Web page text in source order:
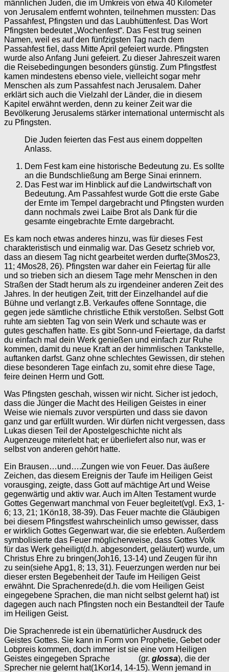
männlichen Juden, die im Umkreis von etwa 40 Kilometer
von Jerusalem entfernt wohnten, teilnehmen mussten: Das
Passahfest, Pfingsten und das Laubhüttenfest. Das Wort
Pfingsten bedeutet „Wochenfest“. Das Fest trug seinen
Namen, weil es auf den fünfzigsten Tag nach dem
Passahfest fiel, dass Mitte April gefeiert wurde. Pfingsten
wurde also Anfang Juni gefeiert. Zu dieser Jahreszeit waren
die Reisebedingungen besonders günstig. Zum Pfingstfest
kamen mindestens ebenso viele, vielleicht sogar mehr
Menschen als zum Passahfest nach Jerusalem. Daher
erklärt sich auch die Vielzahl der Länder, die in diesem
Kapitel erwähnt werden, denn zu keiner Zeit war die
Bevölkerung Jerusalems stärker international untermischt als
zu Pfingsten.
Die Juden feierten das Fest aus einem doppelten
Anlass.
Dem Fest kam eine historische Bedeutung zu. Es sollte
an die Bundschließung am Berge Sinai erinnern.
Das Fest war im Hinblick auf die Landwirtschaft von
Bedeutung. Am Passahfest wurde Gott die erste Gabe
der Ernte im Tempel dargebracht und Pfingsten wurden
dann nochmals zwei Laibe Brot als Dank für die
gesamte eingebrachte Ernte dargebracht.
Es kam noch etwas anderes hinzu, was für dieses Fest
charakteristisch und einmalig war. Das Gesetz schrieb vor,
dass an diesem Tag nicht gearbeitet werden durfte(3Mos23,
11; 4Mos28, 26). Pfingsten war daher ein Feiertag für alle
und so trieben sich an diesem Tage mehr Menschen in den
Straßen der Stadt herum als zu irgendeiner anderen Zeit des
Jahres. In der heutigen Zeit, tritt der Einzelhandel auf die
Bühne und verlangt z.B. Verkaufes offene Sonntage, die
gegen jede sämtliche christliche Ethik verstoßen. Selbst Gott
ruhte am siebten Tag von sein Werk und schaute was er
gutes geschaffen hatte. Es gibt Sonn-und Feiertage, da darfst
du einfach mal dein Werk genießen und einfach zur Ruhe
kommen, damit du neue Kraft an der himmlischen Tankstelle,
auftanken darfst. Ganz ohne schlechtes Gewissen, dir stehen
diese besonderen Tage einfach zu, somit ehre diese Tage,
feire deinen Herrn und Gott.
Was Pfingsten geschah, wissen wir nicht. Sicher ist jedoch,
dass die Jünger die Macht des Heiligen Geistes in einer
Weise wie niemals zuvor verspürten und dass sie davon
ganz und gar erfüllt wurden. Wir dürfen nicht vergessen, dass
Lukas diesen Teil der Apostelgeschichte nicht als
Augenzeuge miterlebt hat; er überliefert also nur, was er
selbst von anderen gehört hatte.
Ein Brausen…und….Zungen wie von Feuer. Das äußere
Zeichen, das diesem Ereignis der Taufe im Heiligen Geist
vorausging, zeigte, dass Gott auf mächtige Art und Weise
gegenwärtig und aktiv war. Auch im Alten Testament wurde
Gottes Gegenwart manchmal von Feuer begleitet(vgl. Ex3, 1-
6; 13, 21; 1Kön18, 38-39). Das Feuer machte die Gläubigen
bei diesem Pfingstfest wahrscheinlich umso gewisser, dass
er wirklich Gottes Gegenwart war, die sie erlebten. Außerdem
symbolisierte das Feuer möglicherweise, dass Gottes Volk
für das Werk geheiligt(d.h. abgesondert, geläutert) wurde, um
Christus Ehre zu bringen(Joh16, 13-14) und Zeugen für ihn
zu sein(siehe Apg1, 8; 13, 31). Feuerzungen werden nur bei
dieser ersten Begebenheit der Taufe im Heiligen Geist
erwähnt. Die Sprachenrede(d.h. die vom Heiligen Geist
eingegebene Sprachen, die man nicht selbst gelernt hat) ist
dagegen auch nach Pfingsten noch ein Bestandteil der Taufe
im Heiligen Geist.
Die Sprachenrede ist ein übernatürlicher Ausdruck des
Geistes Gottes. Sie kann in Form von Prophetie, Gebet oder
Lobpreis kommen, doch immer ist sie eine vom Heiligen
Geistes eingegeben Sprache (gr. glossa), die der
Sprecher nie gelernt hat(1Kor14, 14-15). Wenn jemand in